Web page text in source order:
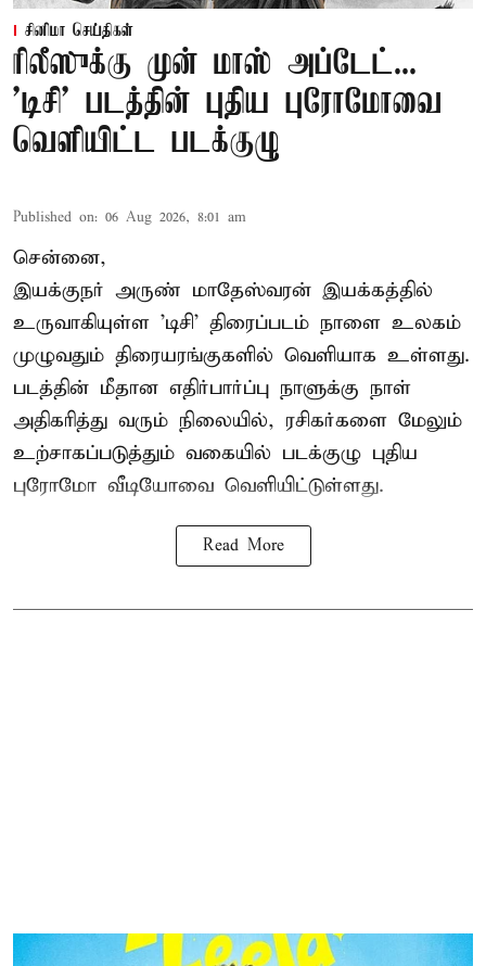
சினிமா செய்திகள்
ரிலீஸுக்கு முன் மாஸ் அப்டேட்...
'டிசி' படத்தின் புதிய புரோமோவை
வெளியிட்ட படக்குழு
Published on: 06 Aug 2026, 8:01 am
சென்னை,
இயக்குநர் அருண் மாதேஸ்வரன் இயக்கத்தில்
உருவாகியுள்ள 'டிசி' திரைப்படம் நாளை உலகம்
முழுவதும் திரையரங்குகளில் வெளியாக உள்ளது.
படத்தின் மீதான எதிர்பார்ப்பு நாளுக்கு நாள்
அதிகரித்து வரும் நிலையில், ரசிகர்களை மேலும்
உற்சாகப்படுத்தும் வகையில் படக்குழு புதிய
புரோமோ வீடியோவை வெளியிட்டுள்ளது.
Read More